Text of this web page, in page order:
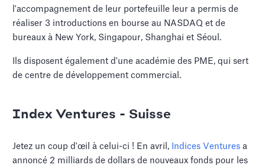
l'accompagnement de leur portefeuille leur a permis de
réaliser 3 introductions en bourse au NASDAQ et de
bureaux à New York, Singapour, Shanghai et Séoul.
Ils disposent également d'une académie des PME, qui sert
de centre de développement commercial.
Index Ventures - Suisse
Jetez un coup d'œil à celui-ci ! En avril, Indices Venturesa
annoncé 2 milliards de dollars de nouveaux fonds pour les